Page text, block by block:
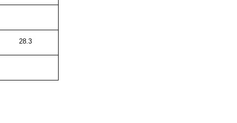
28.3